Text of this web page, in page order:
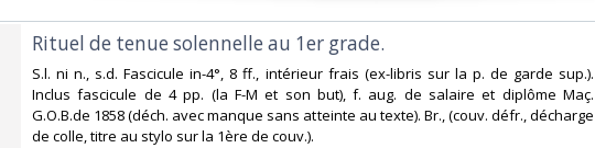
‎Rituel de tenue solennelle au 1er grade.‎
‎S.l. ni n., s.d. Fascicule in-4°, 8 ff., intérieur frais (ex-libris sur la p. de garde sup.).
Inclus fascicule de 4 pp. (la F-M et son but), f. aug. de salaire et diplôme Maç.
G.O.B.de 1858 (déch. avec manque sans atteinte au texte). Br., (couv. défr., décharge
de colle, titre au stylo sur la 1ère de couv.).‎